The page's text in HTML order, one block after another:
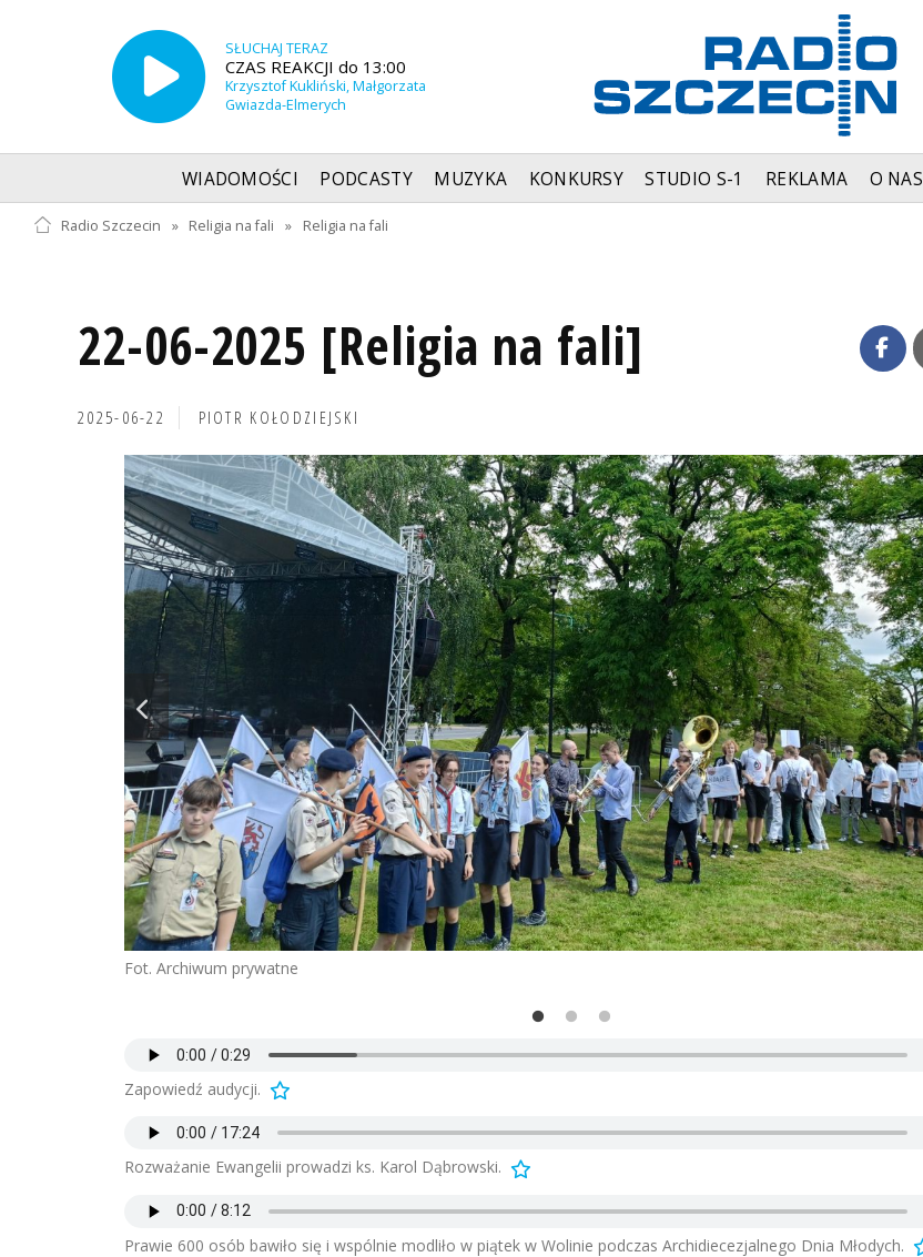
SŁUCHAJ TERAZ
CZAS REAKCJI do 13:00
Krzysztof Kukliński, Małgorzata
Gwiazda-Elmerych
WIADOMOŚCI PODCASTY MUZYKA KONKURSY STUDIO S-1 REKLAMA O NAS
Radio Szczecin » Religia na fali » Religia na fali
22-06-2025 [Religia na fali]
2025-06-22 PIOTR KOŁODZIEJSKI
Fot. Archiwum prywatne
Zapowiedź audycji.
Rozważanie Ewangelii prowadzi ks. Karol Dąbrowski.
Prawie 600 osób bawiło się i wspólnie modliło w piątek w Wolinie podczas Archidiecezjalnego Dnia Młodych.